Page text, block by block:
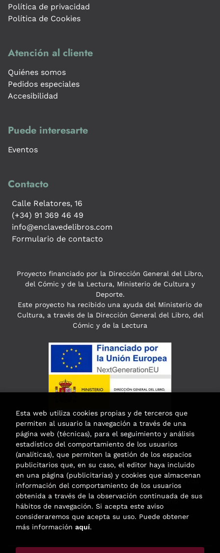
Política de privacidad
Política de Cookies
Atención al cliente
Quiénes somos
Pedidos especiales
Accesibilidad
Puede interesarte
Eventos
Contacto
Calle Relatores, 16
(+34) 91 369 46 49
info@enclavedelibros.com
Formulario de contacto
Proyecto financiado por la Dirección General del Libro,
del Cómic y de la Lectura, Ministerio de Cultura y
Deporte.
Este proyecto ha recibido una ayuda del Ministerio de
Cultura, a través de la Dirección General del Libro, del
Cómic y de la Lectura
Esta actividad ha recibido una ayuda
para la modernización de las librerías de
la Comunidad de Madrid
correspondiente al año 2025.
Esta web utiliza cookies propias y de terceros que
permiten al usuario la navegación a través de una
página web (técnicas), para el seguimiento y análisis
estadístico del comportamiento de los usuarios
(analíticas), que permiten la gestión de los espacios
publicitarios que, en su caso, el editor haya incluido
en una página (publicitarias) y cookies que almacenan
información del comportamiento de los usuarios
obtenida a través de la observación continuada de sus
hábitos de navegación. Si acepta este aviso
consideraremos que acepta su uso. Puede obtener
más información aquí.